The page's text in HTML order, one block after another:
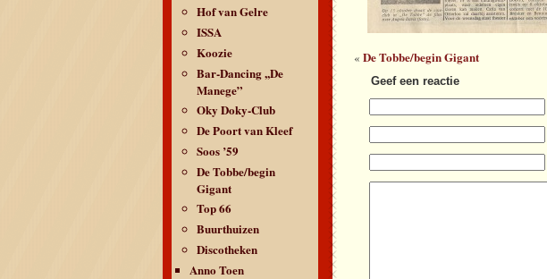
Hof van Gelre
ISSA
Koozie
Bar-Dancing ,,De
Manege”
Oky Doky-Club
De Poort van Kleef
Soos ’59
De Tobbe/begin
Gigant
Top 66
Buurthuizen
Discotheken
Anno Toen
«De Tobbe/begin Gigant
Geef een reactie